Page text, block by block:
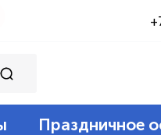
Праздничное